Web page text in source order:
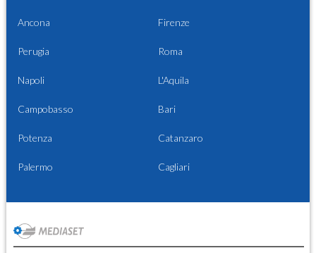
Ancona Firenze
Perugia Roma
Napoli L'Aquila
Campobasso Bari
Potenza Catanzaro
Palermo Cagliari